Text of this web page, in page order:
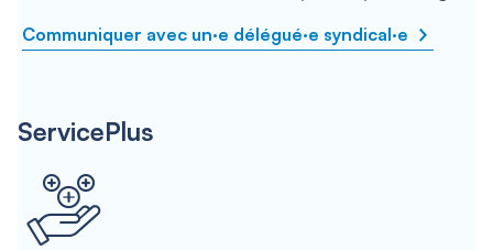
Communiquer avec un·e délégué·e syndical·e
ServicePlus